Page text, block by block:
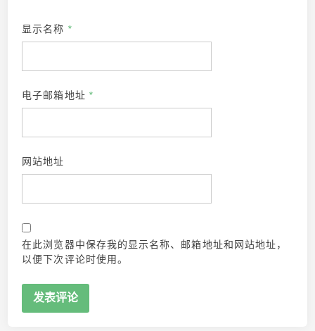
显示名称 *
电子邮箱地址 *
网站地址
在此浏览器中保存我的显示名称、邮箱地址和网站地址，
以便下次评论时使用。